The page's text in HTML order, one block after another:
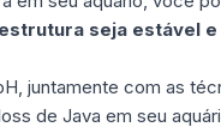
seja estável
juntamente com as
de Java em seu